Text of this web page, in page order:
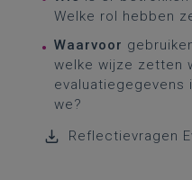
Welke rol hebben
Waarvoor
welke wijze zetten
evaluatiegegevens
we?
Reflectievragen